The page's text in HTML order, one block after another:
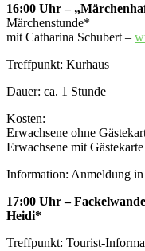
16:00 Uhr –
Märchenstunde*
mit Catharina Schubert –
Treffpunkt: Kurhaus
Dauer: ca. 1 Stunde
Kosten:
Erwachsene ohne
Erwachsene mit
Information: Anmeldung
17:00 Uhr –
Heidi*
Treffpunkt: Tourist-